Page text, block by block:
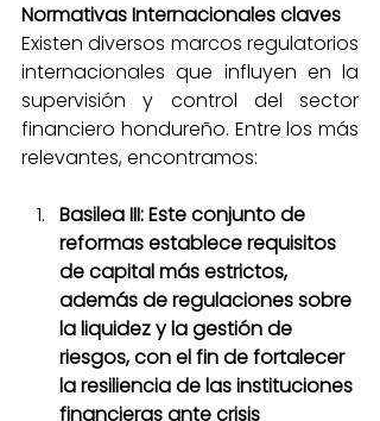
Normativas Internacionales claves
Existen diversos marcos regulatorios
internacionales que influyen en la
supervisión y control del sector
financiero hondureño. Entre los más
relevantes, encontramos:
Basilea III: Este conjunto de
reformas establece requisitos
de capital más estrictos,
además de regulaciones sobre
la liquidez y la gestión de
riesgos, con el fin de fortalecer
la resiliencia de las instituciones
financieras ante crisis